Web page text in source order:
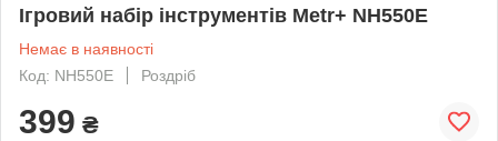
Ігровий набір інструментів Metr+ NH550E
Немає в наявності
Код: NH550E
Роздріб
399 ₴